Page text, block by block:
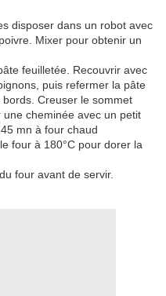
disposer dans un robot avec
Mixer pour obtenir un
feuilletée. Recouvrir avec
puis refermer la pâte
Creuser le sommet
cheminée avec un petit
mn à four chaud
four à 180°C pour dorer la
four avant de servir.